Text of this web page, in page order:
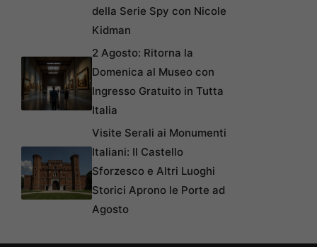
della Serie Spy con Nicole
Kidman
2 Agosto: Ritorna la
Domenica al Museo con
Ingresso Gratuito in Tutta
Italia
Visite Serali ai Monumenti
Italiani: Il Castello
Sforzesco e Altri Luoghi
Storici Aprono le Porte ad
Agosto